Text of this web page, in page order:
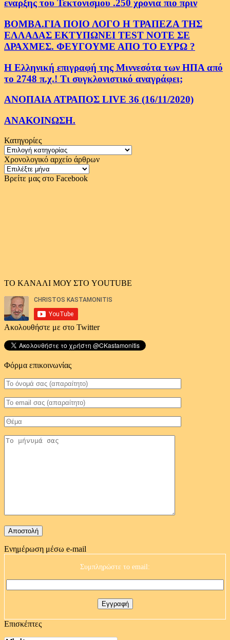
εναρξης του Τεκτονισμου .250 χρονια πιο πριν
ΒΟΜΒΑ.ΓΙΑ ΠΟΙΟ ΛΟΓΟ Η ΤΡΑΠΕΖΑ ΤΗΣ
ΕΛΛΑΔΑΣ ΕΚΤΥΠΩΝΕΙ TEST NOTE ΣΕ
ΔΡΑΧΜΕΣ. ΦΕΥΓΟΥΜΕ ΑΠΟ ΤΟ ΕΥΡΩ ?
Η Ελληνική επιγραφή της Μιννεσότα των ΗΠΑ από
το 2748 π.χ.! Τι συγκλονιστικό αναγράφει;
ΑΝΟΠΑΙΑ ΑΤΡΑΠΟΣ LIVE 36 (16/11/2020)
ΑΝΑΚΟΙΝΩΣΗ.
Κατηγορίες
Κατηγορίες
Χρονολογικό αρχείο άρθρων
Χρονολογικό
αρχείο
Βρείτε μας στο Facebook
ΤΟ ΚΑΝΑΛΙ ΜΟΥ ΣΤΟ YOUTUBE
Ακολουθήστε με στο Twitter
Φόρμα επικοινωνίας
Ενημέρωση μέσω e-mail
Συμπληρώστε το email:
Επισκέπτες